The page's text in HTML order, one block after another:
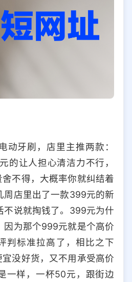
动牙刷，店里主推两款：
的让人担心清洁力不行，
不得，大概率你就纠结着
周店里出了一款399元的新
不说就掏钱了。399元为什
因为那个999元就是个高价
判标准拉高了，相比之下
没好货，又不用承受高价
一样，一杯50元，跟街边